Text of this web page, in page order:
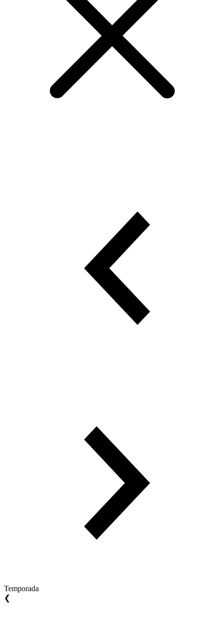
Temporada
❮